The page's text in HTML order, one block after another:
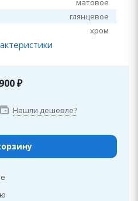
матовое
глянцевое
хром
₽
Нашли дешевле?